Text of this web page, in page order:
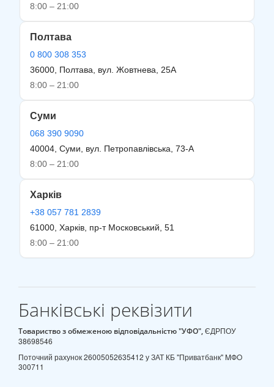
8:00 – 21:00
Полтава
0 800 308 353
36000, Полтава, вул. Жовтнева, 25А
8:00 – 21:00
Суми
068 390 9090
40004, Суми, вул. Петропавлівська, 73-А
8:00 – 21:00
Харків
+38 057 781 2839
61000, Харків, пр-т Московський, 51
8:00 – 21:00
Банківські реквізити
Товариство з обмеженою відповідальністю "УФО",ЄДРПОУ
38698546
Поточний рахунок 26005052635412 у ЗАТ КБ "Приватбанк" MФO
300711